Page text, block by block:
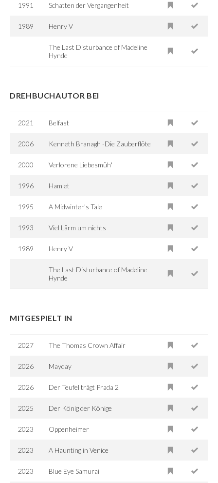
1991 Schatten der Vergangenheit
1989 Henry V
The Last Disturbance of Madeline
Hynde
DREHBUCHAUTOR BEI
2021 Belfast
2006 Kenneth Branagh -Die Zauberflöte
2000 Verlorene Liebesmüh'
1996 Hamlet
1995 A Midwinter's Tale
1993 Viel Lärm um nichts
1989 Henry V
The Last Disturbance of Madeline
Hynde
MITGESPIELT IN
2027 The Thomas Crown Affair
2026 Mayday
2026 Der Teufel trägt Prada 2
2025 Der König der Könige
2023 Oppenheimer
2023 A Haunting in Venice
2023 Blue Eye Samurai